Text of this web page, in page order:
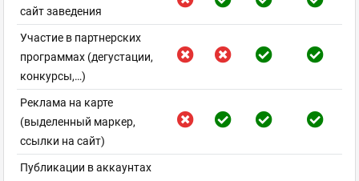
сайт заведения
Участие в партнерских
программах (дегустации,
конкурсы,…)
Реклама на карте
(выделенный маркер,
ссылки на сайт)
Публикации в аккаунтах